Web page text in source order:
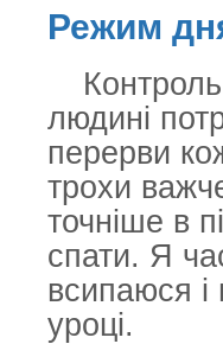
Режим
людині
перерви
трохи
точніше в
спати. Я
всипаюся
уроці.